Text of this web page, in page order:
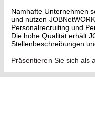
Namhafte Unternehmen
und nutzen
Personalrecruiting und
Die hohe Qualität erhält
Stellenbeschreibungen
Präsentieren Sie sich als